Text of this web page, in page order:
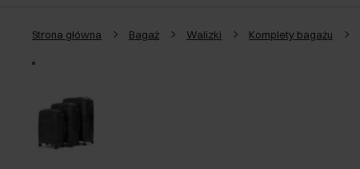
Strona główna Bagaż Walizki Komplety bagażu